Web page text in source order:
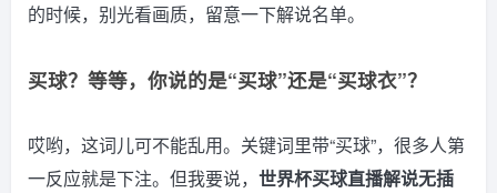
的时候，别光看画质，留意一下解说名单。
买球？等等，你说的是“买球”还是“买球衣”？
哎哟，这词儿可不能乱用。关键词里带“买球”，很多人第
一反应就是下注。但我要说， 世界杯买球直播解说无插